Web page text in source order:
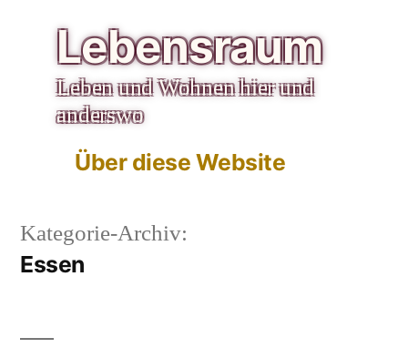
springen
Lebensraum
Leben und Wohnen hier und
anderswo
Über diese Website
Kategorie-Archiv:
Essen